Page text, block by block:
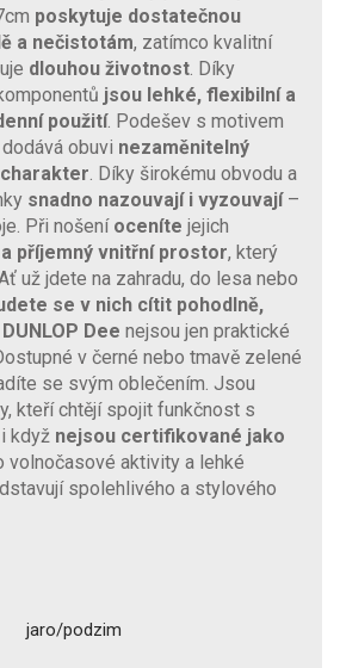
poskytuje dostatečnou
a nečistotám, zatímco kvalitní
dlouhou životnost . Díky
jsou lehké, flexibilní a
použití. Podešev s motivem
obuvi nezaměnitelný
. Díky širokému obvodu a
snadno nazouvají i vyzouvají–
Při nošení oceníte jejich
příjemný vnitřní prostor, který
už jdete na zahradu, do lesa nebo
se v nich cítit pohodlně,
DUNLOP Dee nejsou jen praktické
v černé nebo tmavě zelené
se svým oblečením. Jsou
kteří chtějí spojit funkčnost s
když nejsou certifikované jako
volnočasové aktivity a lehké
spolehlivého a stylového
jaro/podzim